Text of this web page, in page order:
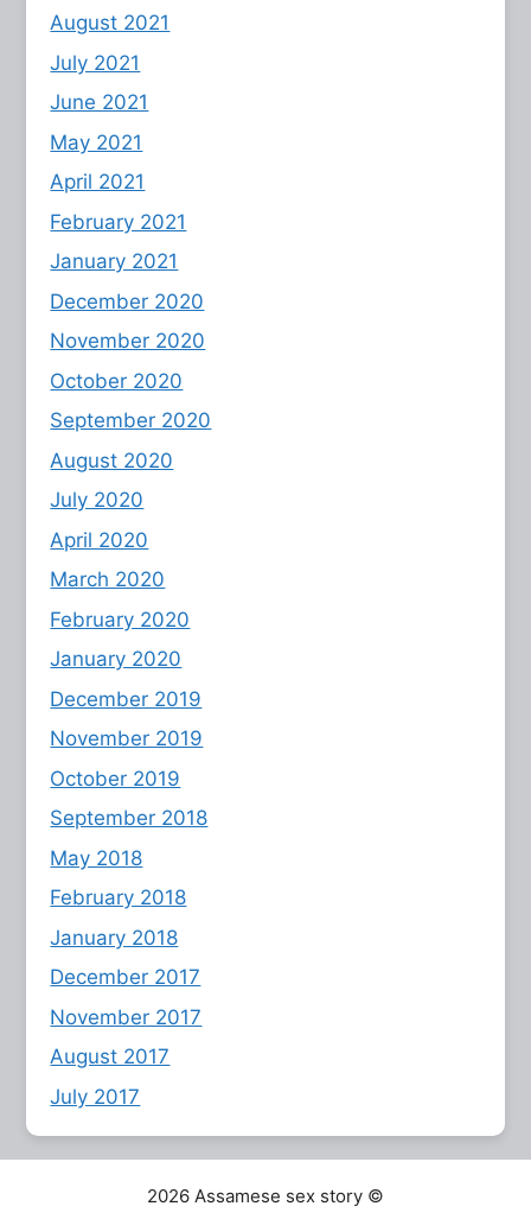
August 2021
July 2021
June 2021
May 2021
April 2021
February 2021
January 2021
December 2020
November 2020
October 2020
September 2020
August 2020
July 2020
April 2020
March 2020
February 2020
January 2020
December 2019
November 2019
October 2019
September 2018
May 2018
February 2018
January 2018
December 2017
November 2017
August 2017
July 2017
2026 Assamese sex story ©